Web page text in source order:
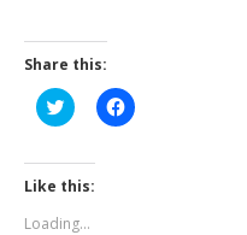
Share this:
Click
to
Twitter
(Opens
in
window)
Click
to
Like this:
Loading...